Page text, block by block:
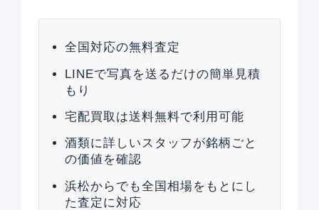
全国対応の無料査定
LINEで写真を送るだけの簡単見積
もり
宅配買取は送料無料で利用可能
酒類に詳しいスタッフが銘柄ごと
の価値を確認
浜松からでも全国相場をもとにし
た査定に対応